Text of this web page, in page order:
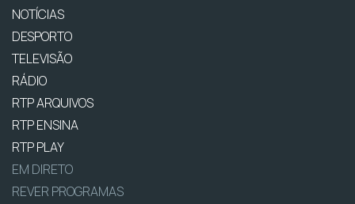
NOTÍCIAS
DESPORTO
TELEVISÃO
RÁDIO
RTP ARQUIVOS
RTP ENSINA
RTP PLAY
EM DIRETO
REVER PROGRAMAS